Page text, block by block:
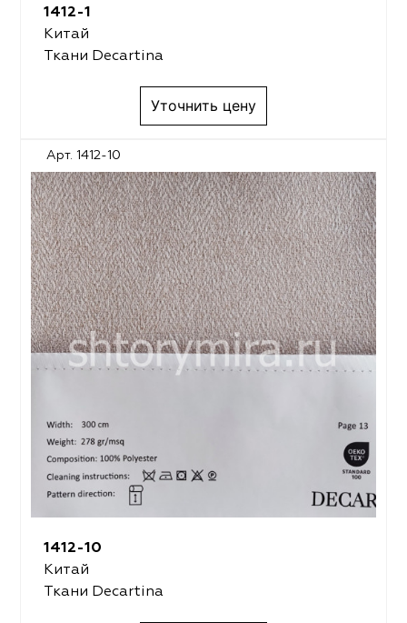
1412-1
Китай
Ткани Decartina
Уточнить цену
Арт. 1412-10
1412-10
Китай
Ткани Decartina